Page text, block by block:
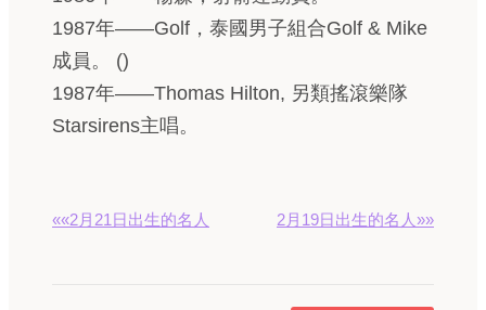
1987年——Golf，泰國男子組合Golf & Mike
成員。 ()
1987年——Thomas Hilton, 另類搖滾樂隊
Starsirens主唱。
««2月21日出生的名人 2月19日出生的名人»»